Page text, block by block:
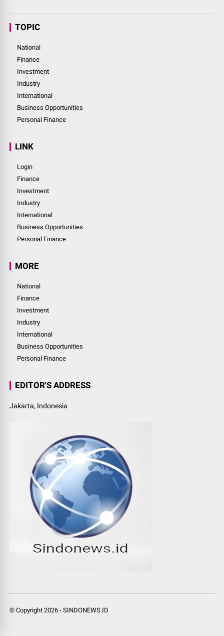
TOPIC
National
Finance
Investment
Industry
International
Business Opportunities
Personal Finance
LINK
Login
Finance
Investment
Industry
International
Business Opportunities
Personal Finance
MORE
National
Finance
Investment
Industry
International
Business Opportunities
Personal Finance
EDITOR'S ADDRESS
Jakarta, Indonesia
© Copyright2026 -SINDONEWS.ID